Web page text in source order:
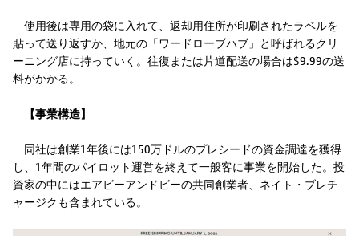
使用後は専用の袋に入れて、返却用住所が印刷されたラベルを
貼って送り返すか、地元の「ワードローブハブ」と呼ばれるクリ
ーニング店に持っていく。往復または片道配送の場合は$9.99の送
料がかかる。
【事業構造】
同社は創業1年後には150万ドルのプレシードの資金調達を獲得
し、1年間のパイロット運営を終えて一般客に事業を開始した。投
資家の中にはエアビーアンドビーの共同創業者、ネイト・ブレチ
ャージクも含まれている。